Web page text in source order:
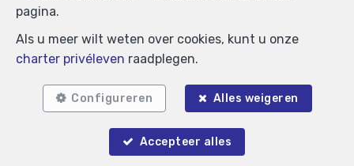
pagina.
Als u meer wilt weten over cookies, kunt u onze
charter privéleven raadplegen.
Configureren Alles weigeren
Accepteer alles